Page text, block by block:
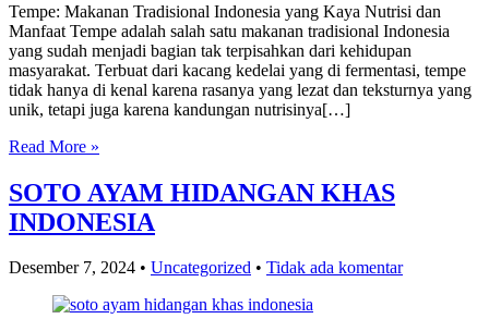
Tempe: Makanan Tradisional Indonesia yang Kaya Nutrisi dan
Manfaat Tempe adalah salah satu makanan tradisional Indonesia
yang sudah menjadi bagian tak terpisahkan dari kehidupan
masyarakat. Terbuat dari kacang kedelai yang di fermentasi, tempe
tidak hanya di kenal karena rasanya yang lezat dan teksturnya yang
unik, tetapi juga karena kandungan nutrisinya[…]
Read More »
SOTO AYAM HIDANGAN KHAS
INDONESIA
Desember 7, 2024 • Uncategorized • Tidak ada komentar